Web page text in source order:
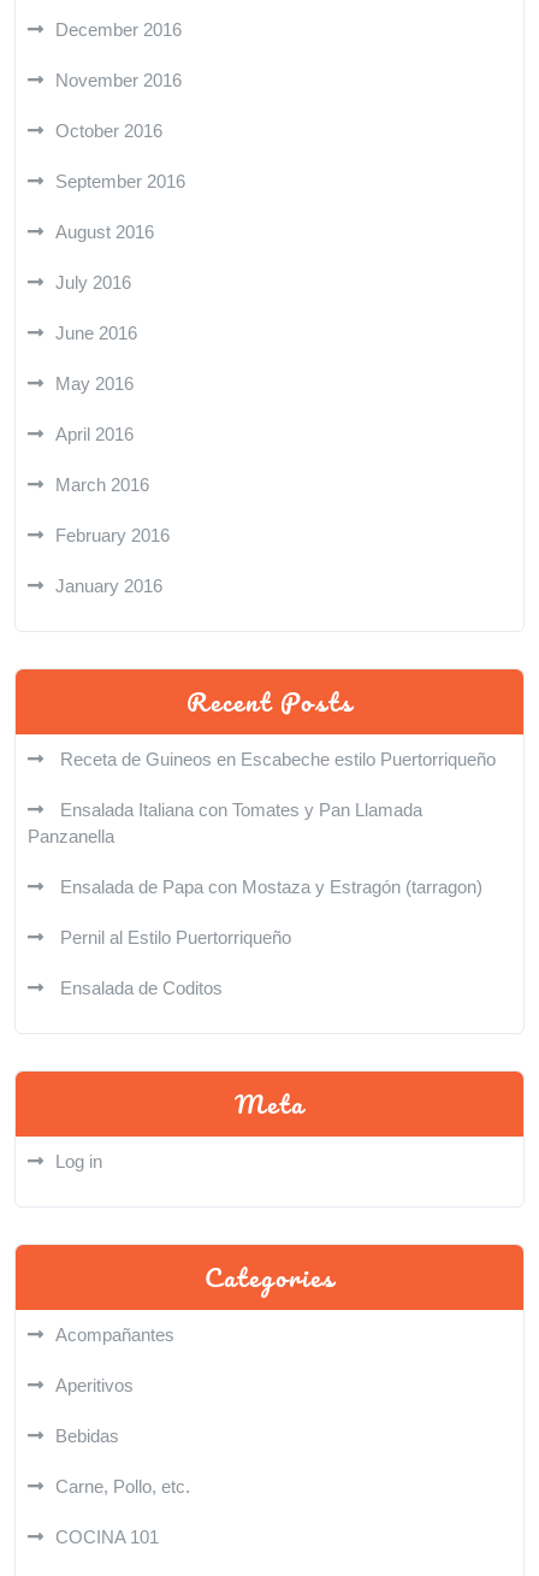
December 2016
November 2016
October 2016
September 2016
August 2016
July 2016
June 2016
May 2016
April 2016
March 2016
February 2016
January 2016
Recent Posts
Receta de Guineos en Escabeche estilo Puertorriqueño
Ensalada Italiana con Tomates y Pan Llamada
Panzanella
Ensalada de Papa con Mostaza y Estragón (tarragon)
Pernil al Estilo Puertorriqueño
Ensalada de Coditos
Meta
Log in
Categories
Acompañantes
Aperitivos
Bebidas
Carne, Pollo, etc.
COCINA 101